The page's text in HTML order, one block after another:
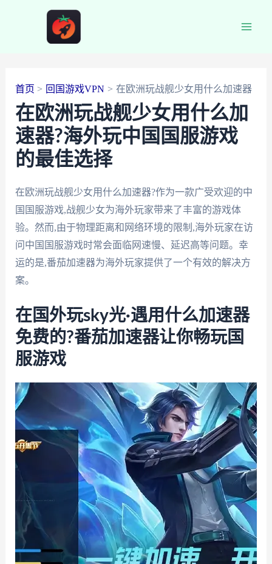
首页 回国游戏VPN 在欧洲玩战舰少女用什么加速器
在欧洲玩战舰少女用什么加
速器?海外玩中国国服游戏
的最佳选择
在欧洲玩战舰少女用什么加速器?作为一款广受欢迎的中
国国服游戏,战舰少女为海外玩家带来了丰富的游戏体
验。然而,由于物理距离和网络环境的限制,海外玩家在访
问中国国服游戏时常会面临网速慢、延迟高等问题。幸
运的是,番茄加速器为海外玩家提供了一个有效的解决方
案。
在国外玩sky光·遇用什么加速器
免费的?番茄加速器让你畅玩国
服游戏